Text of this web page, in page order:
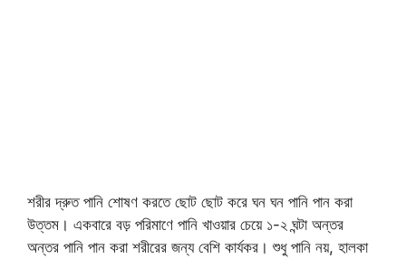
শরীর দ্রুত পানি শোষণ করতে ছোট ছোট করে ঘন ঘন পানি পান করা
উত্তম। একবারে বড় পরিমাণে পানি খাওয়ার চেয়ে ১-২ ঘন্টা অন্তর
অন্তর পানি পান করা শরীরের জন্য বেশি কার্যকর। শুধু পানি নয়, হালকা